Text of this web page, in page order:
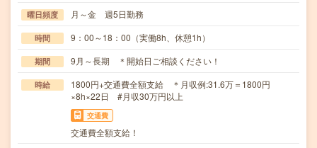
曜日頻度 月～金 週5日勤務
時間 9：00～18：00（実働8h、休憩1h）
期間 9月～長期 ＊開始日ご相談ください！
時給
1800円+交通費全額支給 ＊月収例:31.6万＝1800円
×8h×22日 #月収30万円以上
交通費
交通費全額支給！